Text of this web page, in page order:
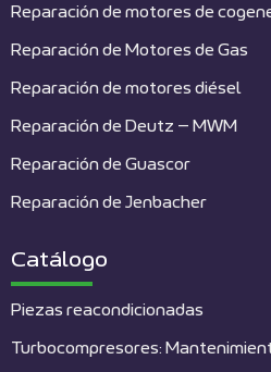
Reparación de motores de
Reparación de Motores de Gas
Reparación de motores diésel
Reparación de Deutz – MWM
Reparación de Guascor
Reparación de Jenbacher
Catálogo
Piezas reacondicionadas
Turbocompresores: